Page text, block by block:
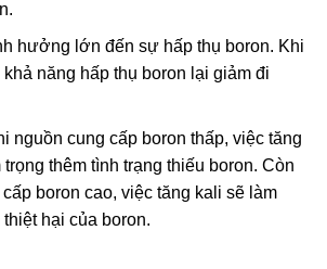
hưởng lớn đến sự hấp thụ boron. Khi
năng hấp thụ boron lại giảm đi
nguồn cung cấp boron thấp, việc tăng
trọng thêm tình trạng thiếu boron. Còn
boron cao, việc tăng kali sẽ làm
hại của boron.